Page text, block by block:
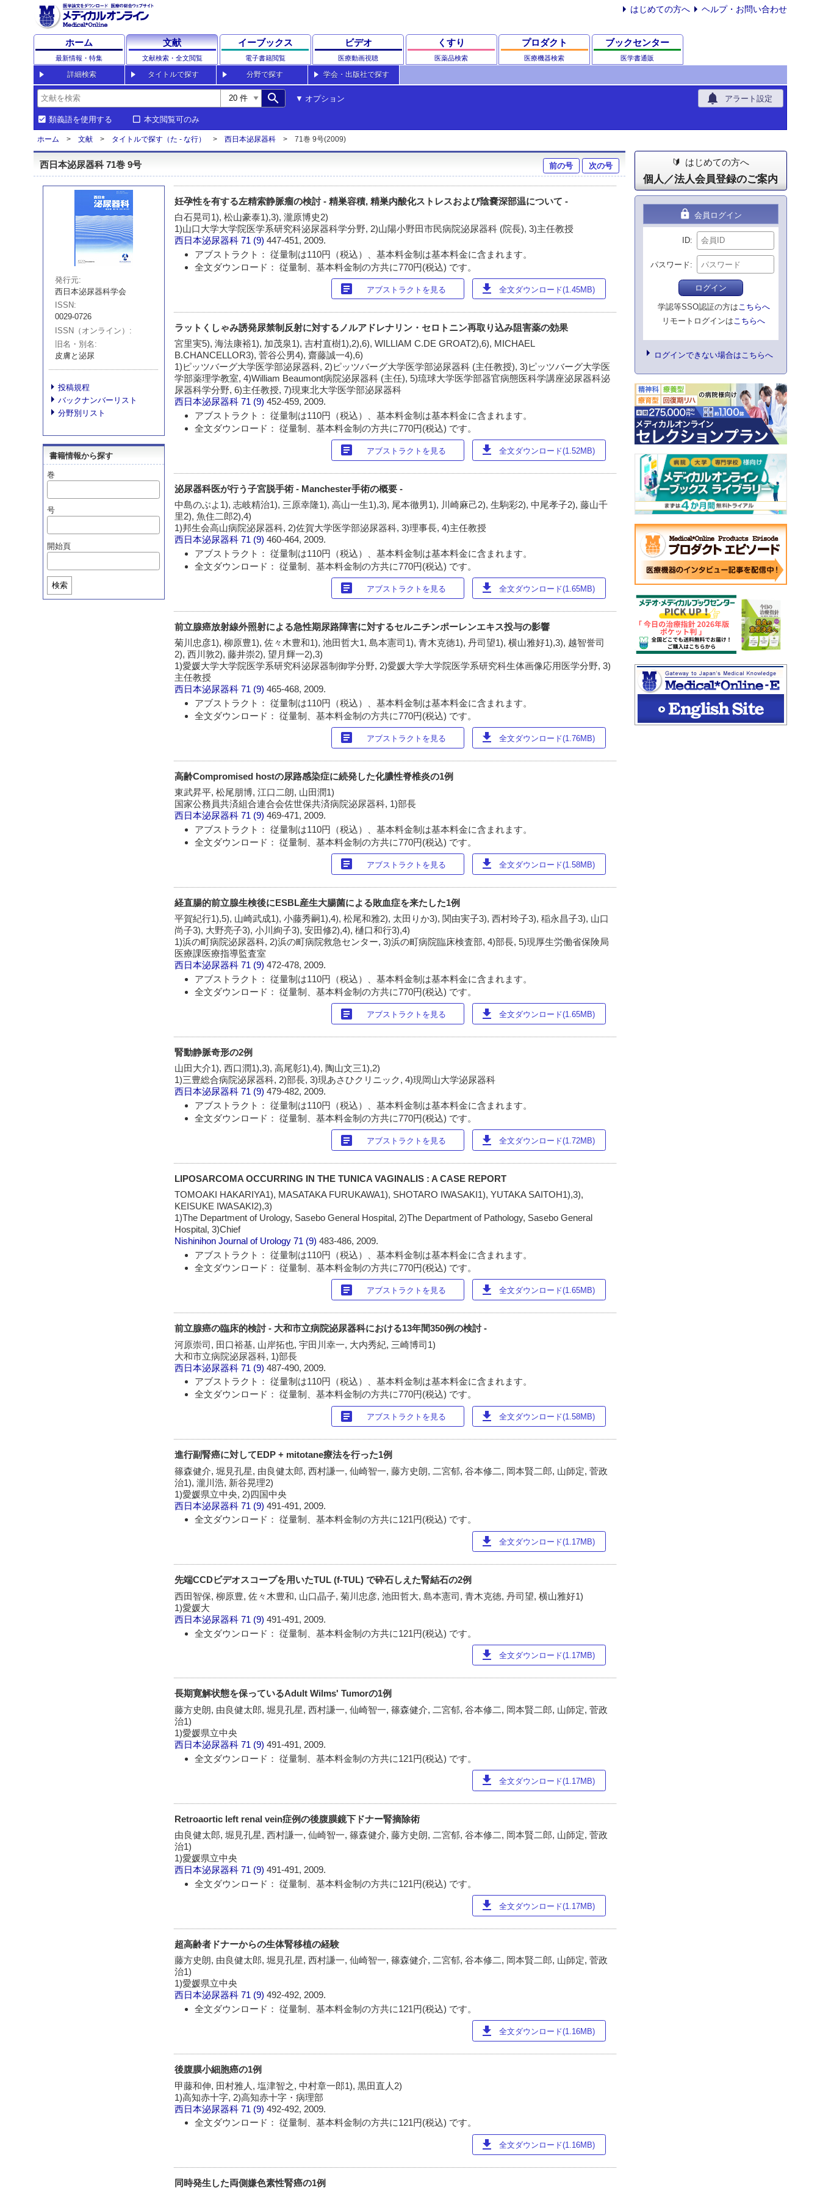
はじめての方へ ヘルプ・お問い合わせ
ホーム
最新情報・特集
文献
文献検索・全文閲覧
イーブックス
電子書籍閲覧
ビデオ
医療動画視聴
くすり
医薬品検索
プロダクト
医療機器検索
ブックセンター
医学書通販
詳細検索 タイトルで探す 分野で探す 学会・出版社で探す
search オプション notifications アラート設定
類義語を使用する 本文閲覧可のみ
ホーム 文献 タイトルで探す（た - な行） 西日本泌尿器科 71巻 9号(2009)
西日本泌尿器科 71巻 9号 前の号 次の号
発行元
西日本泌尿器科学会
ISSN
0029-0726
ISSN（オンライン）
旧名・別名
皮膚と泌尿
投稿規程
バックナンバーリスト
分野別リスト
書籍情報から探す
巻
号
開始頁
検索
妊孕性を有する左精索静脈瘤の検討 - 精巣容積, 精巣内酸化ストレスおよび陰嚢深部温について -
白石晃司1), 松山豪泰1),3), 瀧原博史2)
1)山口大学大学院医学系研究科泌尿器科学分野, 2)山陽小野田市民病院泌尿器科 (院長), 3)主任教授
西日本泌尿器科 71 (9)447-451, 2009.
アブストラクト： 従量制は110円（税込）、基本料金制は基本料金に含まれます。
全文ダウンロード： 従量制、基本料金制の方共に770円(税込) です。
article アブストラクトを見る download 全文ダウンロード(1.45MB)
ラットくしゃみ誘発尿禁制反射に対するノルアドレナリン・セロトニン再取り込み阻害薬の効果
宮里実5), 海法康裕1), 加茂泉1), 吉村直樹1),2),6), WILLIAM C.DE GROAT2),6), MICHAEL
B.CHANCELLOR3), 菅谷公男4), 齋藤誠一4),6)
1)ピッツバーグ大学医学部泌尿器科, 2)ピッツバーグ大学医学部泌尿器科 (主任教授), 3)ピッツバーグ大学医
学部薬理学教室, 4)William Beaumont病院泌尿器科 (主任), 5)琉球大学医学部器官病態医科学講座泌尿器科泌
尿器科学分野, 6)主任教授, 7)現東北大学医学部泌尿器科
西日本泌尿器科 71 (9)452-459, 2009.
アブストラクト： 従量制は110円（税込）、基本料金制は基本料金に含まれます。
全文ダウンロード： 従量制、基本料金制の方共に770円(税込) です。
article アブストラクトを見る download 全文ダウンロード(1.52MB)
泌尿器科医が行う子宮脱手術 - Manchester手術の概要 -
中島のぶよ1), 志岐精治1), 三原幸隆1), 高山一生1),3), 尾本徹男1), 川崎麻己2), 生駒彩2), 中尾孝子2), 藤山千
里2), 魚住二郎2),4)
1)邦生会高山病院泌尿器科, 2)佐賀大学医学部泌尿器科, 3)理事長, 4)主任教授
西日本泌尿器科 71 (9)460-464, 2009.
アブストラクト： 従量制は110円（税込）、基本料金制は基本料金に含まれます。
全文ダウンロード： 従量制、基本料金制の方共に770円(税込) です。
article アブストラクトを見る download 全文ダウンロード(1.65MB)
前立腺癌放射線外照射による急性期尿路障害に対するセルニチンポーレンエキス投与の影響
菊川忠彦1), 柳原豊1), 佐々木豊和1), 池田哲大1, 島本憲司1), 青木克徳1), 丹司望1), 横山雅好1),3), 越智誉司
2), 西川敦2), 藤井崇2), 望月輝一2),3)
1)愛媛大学大学院医学系研究科泌尿器制御学分野, 2)愛媛大学大学院医学系研究科生体画像応用医学分野, 3)
主任教授
西日本泌尿器科 71 (9)465-468, 2009.
アブストラクト： 従量制は110円（税込）、基本料金制は基本料金に含まれます。
全文ダウンロード： 従量制、基本料金制の方共に770円(税込) です。
article アブストラクトを見る download 全文ダウンロード(1.76MB)
高齢Compromised hostの尿路感染症に続発した化膿性脊椎炎の1例
東武昇平, 松尾朋博, 江口二朗, 山田潤1)
国家公務員共済組合連合会佐世保共済病院泌尿器科, 1)部長
西日本泌尿器科 71 (9)469-471, 2009.
アブストラクト： 従量制は110円（税込）、基本料金制は基本料金に含まれます。
全文ダウンロード： 従量制、基本料金制の方共に770円(税込) です。
article アブストラクトを見る download 全文ダウンロード(1.58MB)
経直腸的前立腺生検後にESBL産生大腸菌による敗血症を来たした1例
平賀紀行1),5), 山崎武成1), 小藤秀嗣1),4), 松尾和雅2), 太田りか3), 関由実子3), 西村玲子3), 稲永昌子3), 山口
尚子3), 大野亮子3), 小川絢子3), 安田修2),4), 樋口和行3),4)
1)浜の町病院泌尿器科, 2)浜の町病院救急センター, 3)浜の町病院臨床検査部, 4)部長, 5)現厚生労働省保険局
医療課医療指導監査室
西日本泌尿器科 71 (9)472-478, 2009.
アブストラクト： 従量制は110円（税込）、基本料金制は基本料金に含まれます。
全文ダウンロード： 従量制、基本料金制の方共に770円(税込) です。
article アブストラクトを見る download 全文ダウンロード(1.65MB)
腎動静脈奇形の2例
山田大介1), 西口潤1),3), 高尾彰1),4), 陶山文三1),2)
1)三豊総合病院泌尿器科, 2)部長, 3)現あさひクリニック, 4)現岡山大学泌尿器科
西日本泌尿器科 71 (9)479-482, 2009.
アブストラクト： 従量制は110円（税込）、基本料金制は基本料金に含まれます。
全文ダウンロード： 従量制、基本料金制の方共に770円(税込) です。
article アブストラクトを見る download 全文ダウンロード(1.72MB)
LIPOSARCOMA OCCURRING IN THE TUNICA VAGINALIS : A CASE REPORT
TOMOAKI HAKARIYA1), MASATAKA FURUKAWA1), SHOTARO IWASAKI1), YUTAKA SAITOH1),3),
KEISUKE IWASAKI2),3)
1)The Department of Urology, Sasebo General Hospital, 2)The Department of Pathology, Sasebo General
Hospital, 3)Chief
Nishinihon Journal of Urology 71 (9)483-486, 2009.
アブストラクト： 従量制は110円（税込）、基本料金制は基本料金に含まれます。
全文ダウンロード： 従量制、基本料金制の方共に770円(税込) です。
article アブストラクトを見る download 全文ダウンロード(1.65MB)
前立腺癌の臨床的検討 - 大和市立病院泌尿器科における13年間350例の検討 -
河原崇司, 田口裕基, 山岸拓也, 宇田川幸一, 大内秀紀, 三崎博司1)
大和市立病院泌尿器科, 1)部長
西日本泌尿器科 71 (9)487-490, 2009.
アブストラクト： 従量制は110円（税込）、基本料金制は基本料金に含まれます。
全文ダウンロード： 従量制、基本料金制の方共に770円(税込) です。
article アブストラクトを見る download 全文ダウンロード(1.58MB)
進行副腎癌に対してEDP + mitotane療法を行った1例
篠森健介, 堀見孔星, 由良健太郎, 西村謙一, 仙崎智一, 藤方史朗, 二宮郁, 谷本修二, 岡本賢二郎, 山師定, 菅政
治1), 瀧川浩, 新谷晃理2)
1)愛媛県立中央, 2)四国中央
西日本泌尿器科 71 (9)491-491, 2009.
全文ダウンロード： 従量制、基本料金制の方共に121円(税込) です。
download 全文ダウンロード(1.17MB)
先端CCDビデオスコープを用いたTUL (f-TUL) で砕石しえた腎結石の2例
西田智保, 柳原豊, 佐々木豊和, 山口晶子, 菊川忠彦, 池田哲大, 島本憲司, 青木克徳, 丹司望, 横山雅好1)
1)愛媛大
西日本泌尿器科 71 (9)491-491, 2009.
全文ダウンロード： 従量制、基本料金制の方共に121円(税込) です。
download 全文ダウンロード(1.17MB)
長期寛解状態を保っているAdult Wilms' Tumorの1例
藤方史朗, 由良健太郎, 堀見孔星, 西村謙一, 仙崎智一, 篠森健介, 二宮郁, 谷本修二, 岡本賢二郎, 山師定, 菅政
治1)
1)愛媛県立中央
西日本泌尿器科 71 (9)491-491, 2009.
全文ダウンロード： 従量制、基本料金制の方共に121円(税込) です。
download 全文ダウンロード(1.17MB)
Retroaortic left renal vein症例の後腹膜鏡下ドナー腎摘除術
由良健太郎, 堀見孔星, 西村謙一, 仙崎智一, 篠森健介, 藤方史朗, 二宮郁, 谷本修二, 岡本賢二郎, 山師定, 菅政
治1)
1)愛媛県立中央
西日本泌尿器科 71 (9)491-491, 2009.
全文ダウンロード： 従量制、基本料金制の方共に121円(税込) です。
download 全文ダウンロード(1.17MB)
超高齢者ドナーからの生体腎移植の経験
藤方史朗, 由良健太郎, 堀見孔星, 西村謙一, 仙崎智一, 篠森健介, 二宮郁, 谷本修二, 岡本賢二郎, 山師定, 菅政
治1)
1)愛媛県立中央
西日本泌尿器科 71 (9)492-492, 2009.
全文ダウンロード： 従量制、基本料金制の方共に121円(税込) です。
download 全文ダウンロード(1.16MB)
後腹膜小細胞癌の1例
甲藤和伸, 田村雅人, 塩津智之, 中村章一郎1), 黒田直人2)
1)高知赤十字, 2)高知赤十字・病理部
西日本泌尿器科 71 (9)492-492, 2009.
全文ダウンロード： 従量制、基本料金制の方共に121円(税込) です。
download 全文ダウンロード(1.16MB)
同時発生した両側嫌色素性腎癌の1例
はじめての方へ
個人／法人会員登録のご案内
lock 会員ログイン
ID
パスワード
ログイン
学認等SSO認証の方はこちらへ
リモートログインはこちらへ
ログインできない場合はこちらへ